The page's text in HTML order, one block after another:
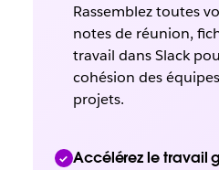
Rassemblez toutes
notes de réunion,
travail dans Slack
cohésion des
projets.
Accélérez le travail